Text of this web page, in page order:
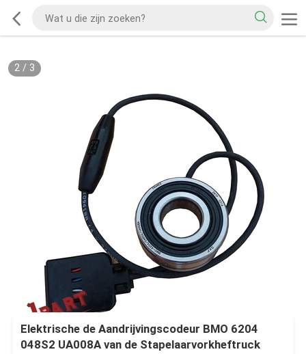
2/ 3
Elektrische de Aandrijvingscodeur BMO 6204
048S2 UA008A van de Stapelaarvorkheftruck